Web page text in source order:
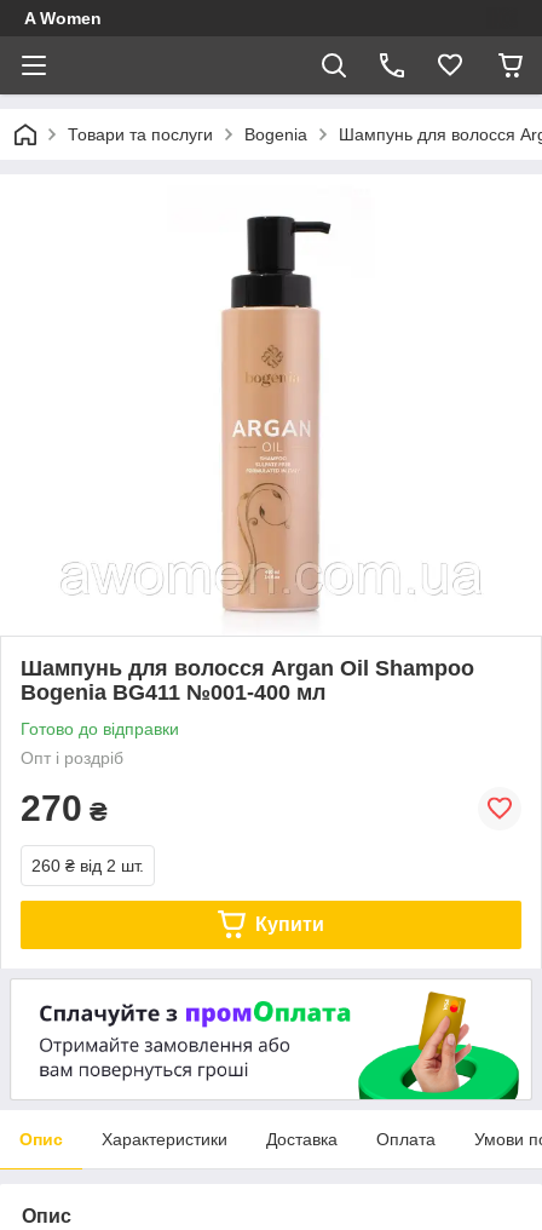
A Women
Товари та послуги Bogenia Шампунь для волосся
Шампунь для волосся Argan Oil Shampoo
Bogenia BG411 №001-400 мл
Готово до відправки
Опт і роздріб
270 ₴
260 ₴ від 2 шт.
Купити
Опис Характеристики Доставка Оплата Умови
Опис